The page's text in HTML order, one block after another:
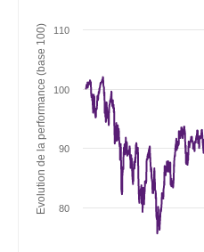
Evolution de la performance (base 100) 80
90
100
110